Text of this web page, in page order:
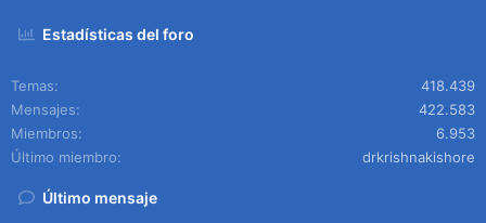
Estadísticas del foro
Temas
418.439
Mensajes
422.583
Miembros
6.953
Último miembro
drkrishnakishore
Último mensaje